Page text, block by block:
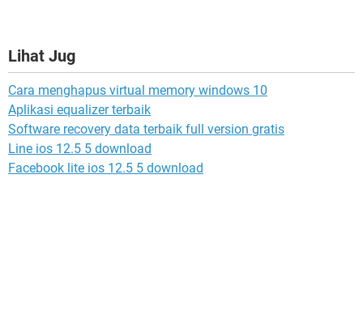
Lihat Jug
Cara menghapus virtual memory windows 10
Aplikasi equalizer terbaik
Software recovery data terbaik full version gratis
Line ios 12.5 5 download
Facebook lite ios 12.5 5 download